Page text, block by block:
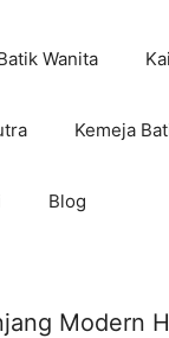
Wanita
Kemeja
Blog
Modern